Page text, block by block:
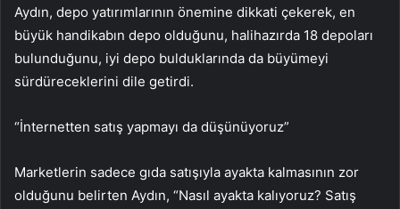
Aydın, depo yatırımlarının önemine dikkati çekerek, en
büyük handikabın depo olduğunu, halihazırda 18 depoları
bulunduğunu, iyi depo bulduklarında da büyümeyi
sürdüreceklerini dile getirdi.
“İnternetten satış yapmayı da düşünüyoruz”
Marketlerin sadece gıda satışıyla ayakta kalmasının zor
olduğunu belirten Aydın, “Nasıl ayakta kalıyoruz? Satış